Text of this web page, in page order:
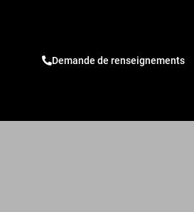
Demande de renseignements